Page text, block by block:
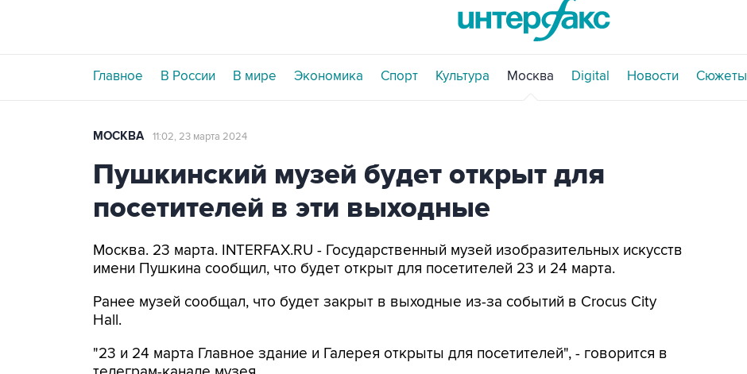
Главное В России В мире Экономика Спорт Культура Москва Digital Новости Сюжеты
МОСКВА 11:02, 23 марта 2024
Пушкинский музей будет открыт для
посетителей в эти выходные
Москва. 23 марта. INTERFAX.RU - Государственный музей изобразительных искусств
имени Пушкина сообщил, что будет открыт для посетителей 23 и 24 марта.
Ранее музей сообщал, что будет закрыт в выходные из-за событий в Crocus City
Hall.
"23 и 24 марта Главное здание и Галерея открыты для посетителей", - говорится в